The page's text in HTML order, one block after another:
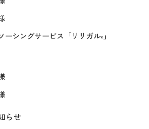
ーシングサービス 「リリガル® 」
らせ